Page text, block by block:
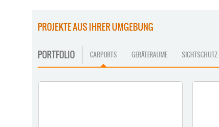
PROJEKTE AUS IHRER UMGEBUNG
PORTFOLIO CARPORTS GERÄTERAUME SICHTSCHUTZ